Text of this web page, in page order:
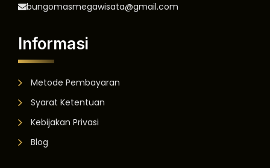
bungomasmegawisata@gmail.com
Informasi
Metode Pembayaran
Syarat Ketentuan
Kebijakan Privasi
Blog